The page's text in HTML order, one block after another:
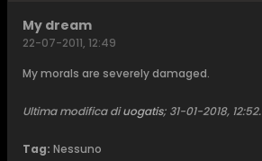
My dream
22-07-2011, 12:49
My morals are severely damaged.
Ultima modifica diuogatis; 31-01-2018, 12:52.
Tag: Nessuno